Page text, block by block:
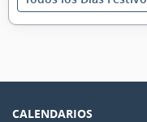
CALENDARIOS